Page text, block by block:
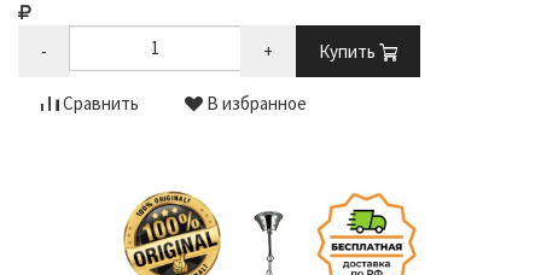
- + Купить
Сравнить В избранное